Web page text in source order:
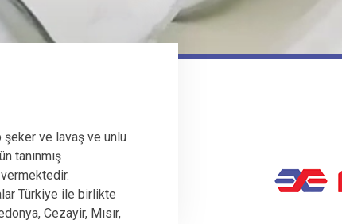
şeker ve lavaş ve unlu
tanınmış
Türkiye ile birlikte
Cezayir, Mısır,